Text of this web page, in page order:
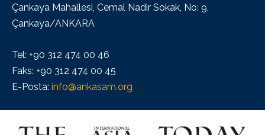
Çankaya Mahallesi, Cemal Nadir Sokak, No: 9,
Çankaya/ANKARA
Tel: +90 312 474 00 46
Faks: +90 312 474 00 45
E-Posta: info@ankasam.org